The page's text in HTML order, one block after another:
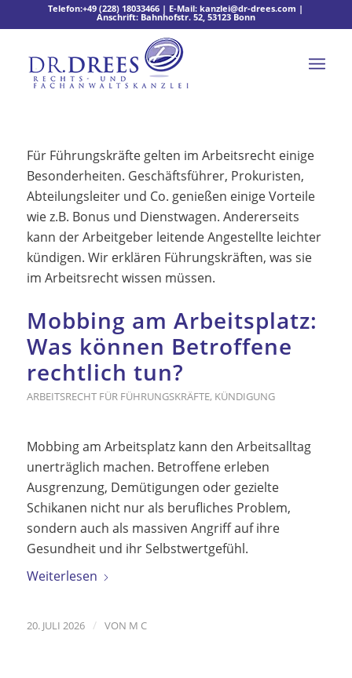
Telefon:+49 (228) 18033466 | E-Mail:kanzlei@dr-drees.com |
Anschrift: Bahnhofstr. 52, 53123 Bonn
Für Führungskräfte gelten im Arbeitsrecht einige
Besonderheiten. Geschäftsführer, Prokuristen,
Abteilungsleiter und Co. genießen einige Vorteile
wie z.B. Bonus und Dienstwagen. Andererseits
kann der Arbeitgeber leitende Angestellte leichter
kündigen. Wir erklären Führungskräften, was sie
im Arbeitsrecht wissen müssen.
Mobbing am Arbeitsplatz:
Was können Betroffene
rechtlich tun?
ARBEITSRECHT FÜR FÜHRUNGSKRÄFTE, KÜNDIGUNG
Mobbing am Arbeitsplatz kann den Arbeitsalltag
unerträglich machen. Betroffene erleben
Ausgrenzung, Demütigungen oder gezielte
Schikanen nicht nur als berufliches Problem,
sondern auch als massiven Angriff auf ihre
Gesundheit und ihr Selbstwertgefühl.
Weiterlesen
20. JULI 2026 / VON M C